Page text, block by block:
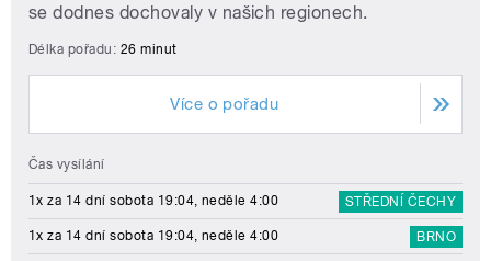
se dodnes dochovaly v našich regionech.
Délka pořadu: 26 minut
Více o pořadu
Čas vysílání
1x za 14 dní sobota 19:04, neděle 4:00 STŘEDNÍ ČECHY
1x za 14 dní sobota 19:04, neděle 4:00 BRNO